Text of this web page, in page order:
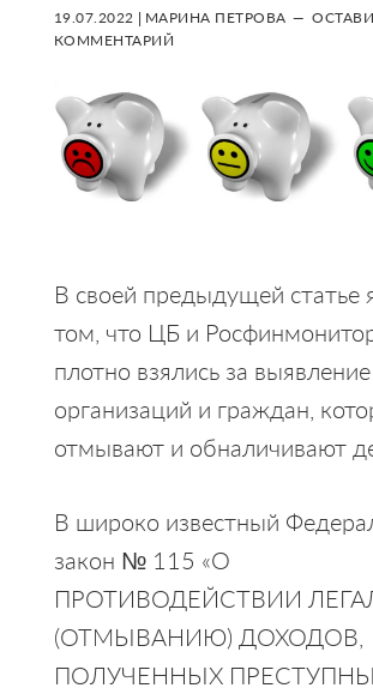
19.07.2022 | МАРИНА ПЕТРОВА
КОММЕНТАРИЙ
В своей предыдущей статье
том, что ЦБ и
плотно взялись за выявление
организаций и граждан,
отмывают и обналичивают
В широко известный
закон № 115 «О
ПРОТИВОДЕЙСТВИИ
(ОТМЫВАНИЮ) ДОХОДОВ,
ПОЛУЧЕННЫХ